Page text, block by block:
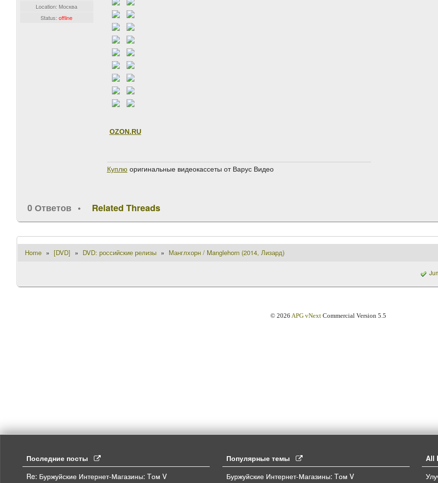
Location: Москва
Status:offline
OZON.RU
Куплю оригинальные видеокассеты от Варус Видео
0 Ответов Related Threads
Home » [DVD] » DVD: российские релизы » Манглхорн / Manglehorn (2014, Лизард)
© 2026APG vNext Commercial Version 5.5
Последние посты
Re: Буржуйские Интернет-Магазины: Tом V
Популярные темы
Буржуйские Интернет-Магазины: Tом V
All